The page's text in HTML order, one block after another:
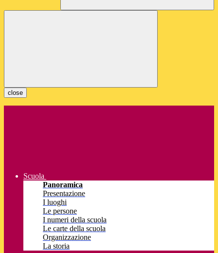
close
Scuola
Panoramica
Presentazione
I luoghi
Le persone
I numeri della scuola
Le carte della scuola
Organizzazione
La storia